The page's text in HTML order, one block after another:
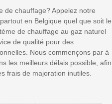
de chauffage? Appelez notre
en Belgique quel que soit le
de chauffage au gaz naturel
de qualité pour des
Nous commençons par à
les meilleurs délais possible, afin
frais de majoration inutiles.